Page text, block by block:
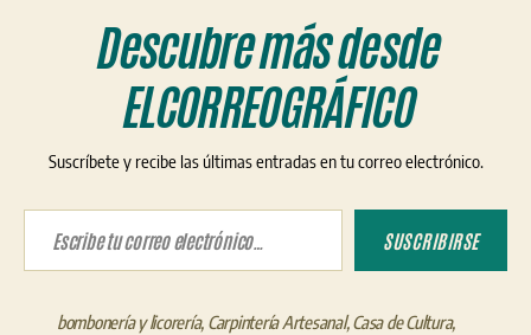
Descubre más desde
ELCORREOGRÁFICO
Suscríbete y recibe las últimas entradas en tu correo electrónico.
Escribe tu correo electrónico…
SUSCRIBIRSE
bombonería y licorería, Carpintería Artesanal,Casa de Cultura,